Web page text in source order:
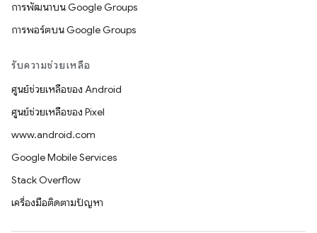
การพัฒนาบน Google Groups
การพอร์ตบน Google Groups
รับความช่วยเหลือ
ศูนย์ช่วยเหลือของ Android
ศูนย์ช่วยเหลือของ Pixel
www.android.com
Google Mobile Services
Stack Overflow
เครื่องมือติดตามปัญหา